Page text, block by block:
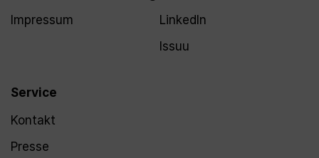
Impressum
Service
Kontakt
Presse
LinkedIn
Issuu